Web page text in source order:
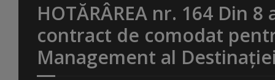
HOTĂRÂREA nr. 164 Din
contract de comodat
Management al